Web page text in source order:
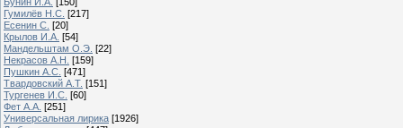
Гумилёв Н.С. [217]
Есенин С. [20]
Крылов И.А. [54]
Мандельштам О.Э. [22]
Некрасов А.Н. [159]
Пушкин А.С. [471]
Твардовский А.Т. [151]
Тургенев И.С. [60]
Фет А.А. [251]
Универсальная лирика [1926]